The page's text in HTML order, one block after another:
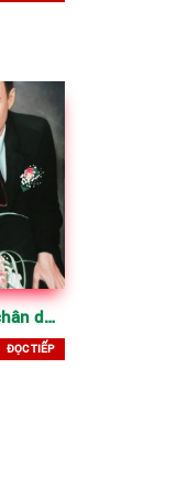
quà tặng từ tranh chân dung sơn dầu, đẳng cấp, ý nghĩa
ĐỌC TIẾP